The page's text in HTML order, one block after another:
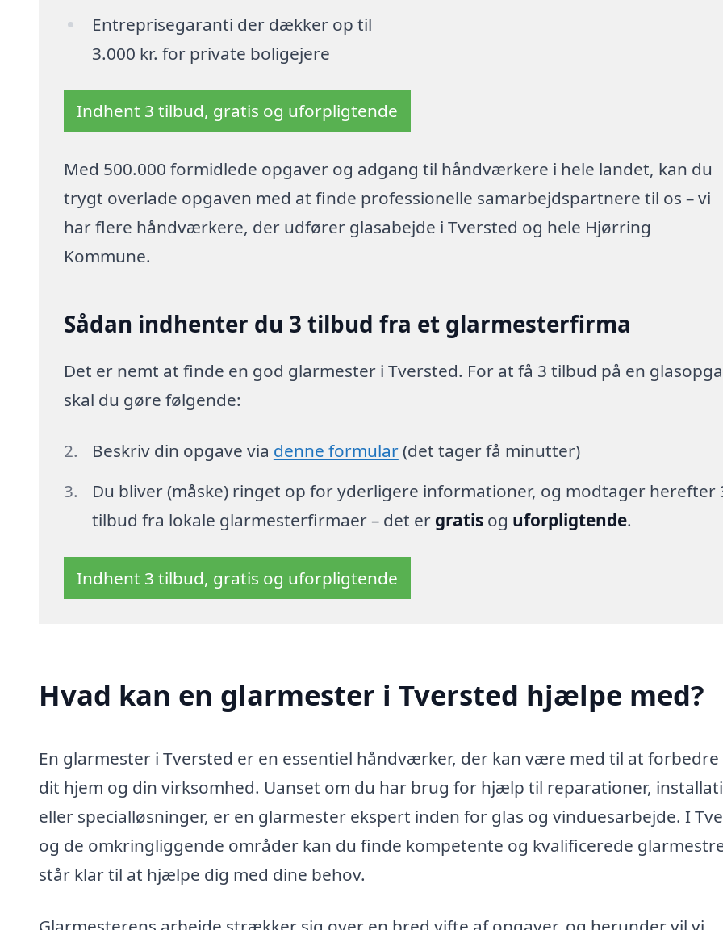
Entreprisegaranti der dækker op til
3.000 kr. for private boligejere
Indhent 3 tilbud, gratis og uforpligtende
Med 500.000 formidlede opgaver og adgang til håndværkere i hele landet, kan du
trygt overlade opgaven med at finde professionelle samarbejdspartnere til os – vi
har flere håndværkere, der udfører glasabejde i Tversted og hele Hjørring
Kommune.
Sådan indhenter du 3 tilbud fra et glarmesterfirma
Det er nemt at finde en god glarmester i Tversted. For at få 3 tilbud på en
skal du gøre følgende:
Beskriv din opgave via denne formular(det tager få minutter)
Du bliver (måske) ringet op for yderligere informationer, og modtager herefter
tilbud fra lokale glarmesterfirmaer – det er gratisog uforpligtende.
Indhent 3 tilbud, gratis og uforpligtende
Hvad kan en glarmester i Tversted hjælpe med?
En glarmester i Tversted er en essentiel håndværker, der kan være med til at forbedre
dit hjem og din virksomhed. Uanset om du har brug for hjælp til reparationer,
eller specialløsninger, er en glarmester ekspert inden for glas og vinduesarbejde. I
og de omkringliggende områder kan du finde kompetente og kvalificerede
står klar til at hjælpe dig med dine behov.